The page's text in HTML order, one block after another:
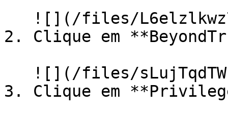
2. Clique em
3. Clique em